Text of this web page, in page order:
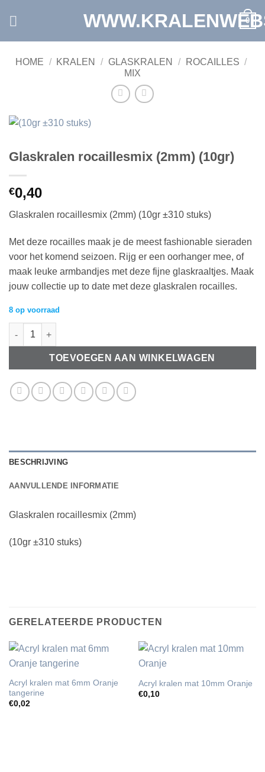
0
HOME / KRALEN / GLASKRALEN / ROCAILLES /
MIX
Glaskralen rocaillesmix (2mm) (10gr)
€0,40
Glaskralen rocaillesmix (2mm) (10gr ±310 stuks)
Met deze rocailles maak je de meest fashionable sieraden
voor het komend seizoen. Rijg er een oorhanger mee, of
maak leuke armbandjes met deze fijne glaskraaltjes. Maak
jouw collectie up to date met deze glaskralen rocailles.
8 op voorraad
Glaskralen rocaillesmix (2mm) (10gr) aantal
TOEVOEGEN AAN WINKELWAGEN
BESCHRIJVING
AANVULLENDE INFORMATIE
Glaskralen rocaillesmix (2mm)
(10gr ±310 stuks)
GERELATEERDE PRODUCTEN
Acryl kralen mat 6mm Oranje
tangerine
€0,02
Acryl kralen mat 10mm Oranje
€0,10